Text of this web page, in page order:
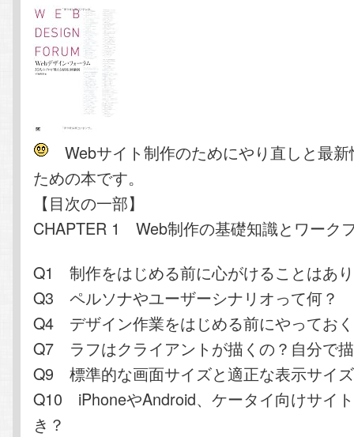
Webサイト制作のためにやり直しと最
ための本です。
【目次の一部】
CHAPTER 1 Web制作の基礎知識とワーク
Q1 制作をはじめる前に心がけることはあ
Q3 ペルソナやユーザーシナリオって何？
Q4 デザイン作業をはじめる前にやってお
Q7 ラフはクライアントが描くの？自分で
Q9 標準的な画面サイズと適正な表示サイ
Q10 iPhoneやAndroid、ケータイ向けサイ
き？